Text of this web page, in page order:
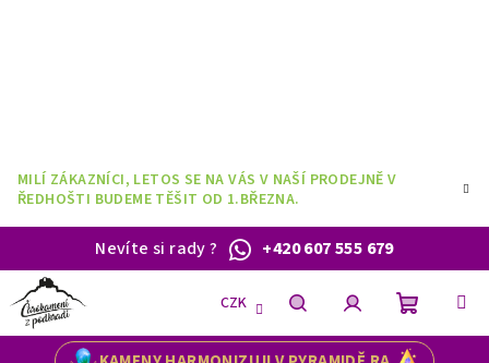
MILÍ ZÁKAZNÍCI, LETOS SE NA VÁS V NAŠÍ PRODEJNĚ V
ŘEDHOŠTI BUDEME TĚŠIT OD 1.BŘEZNA.
Nevíte si rady? +420 607 555 679
CZK
HledatPřihlášeníNákupní